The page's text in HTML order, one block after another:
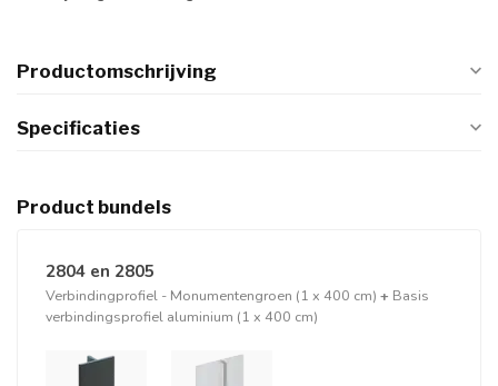
Productomschrijving
Specificaties
Product bundels
2804 en 2805
Verbindingprofiel - Monumentengroen (1 x 400 cm) + Basis
verbindingsprofiel aluminium (1 x 400 cm)